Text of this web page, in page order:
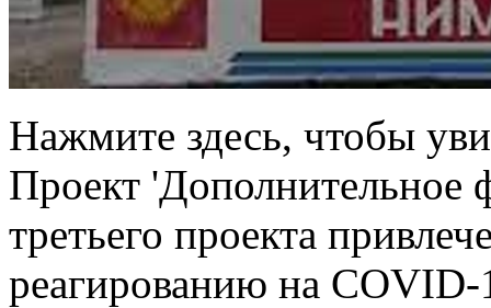
Нажмите здесь, чтобы
Проект 'Дополнительное
третьего проекта
реагированию на COVID-